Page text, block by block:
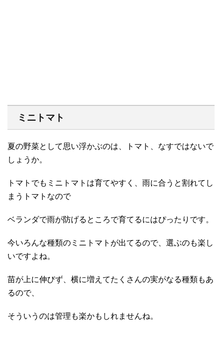
ミニトマト
夏の野菜として思い浮かぶのは、トマト、なすではないで
しょうか。
トマトでもミニトマトは育てやすく、雨に合うと割れてし
まうトマトなので
ベランダで雨が防げるところで育てるにはぴったりです。
今いろんな種類のミニトマトが出てるので、選ぶのも楽し
いですよね。
苗が上に伸びず、横に増えてたくさんの実がなる種類もあ
るので、
そういうのは管理も楽かもしれませんね。